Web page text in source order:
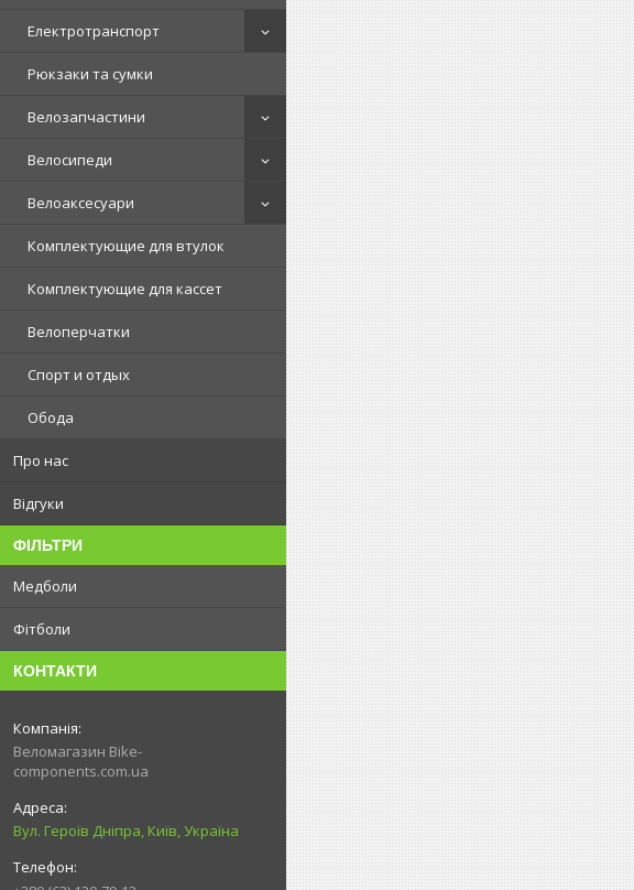
Електротранспорт
Рюкзаки та сумки
Велозапчастини
Велосипеди
Велоаксесуари
Комплектующие для втулок
Комплектующие для кассет
Велоперчатки
Спорт и отдых
Обода
Про нас
Відгуки
ФІЛЬТРИ
Медболи
Фітболи
КОНТАКТИ
Веломагазин Bike-
components.com.ua
Вул. Героїв Дніпра, Київ, Україна